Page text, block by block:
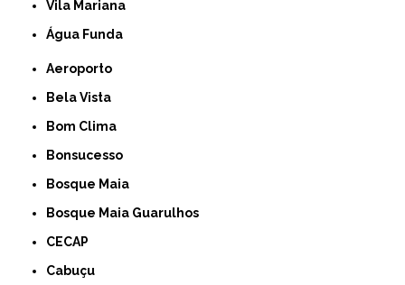
Vila Mariana
Água Funda
Aeroporto
Bela Vista
Bom Clima
Bonsucesso
Bosque Maia
Bosque Maia Guarulhos
CECAP
Cabuçu